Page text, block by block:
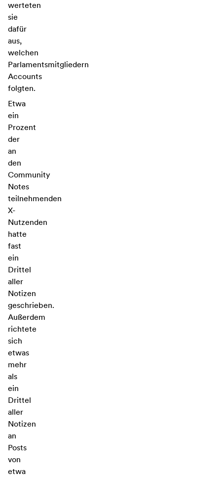
werteten
sie
dafür
aus,
welchen
Parlamentsmitgliedern
Accounts
folgten.
Etwa
ein
Prozent
der
an
den
Community
Notes
teilnehmenden
X-
Nutzenden
hatte
fast
ein
Drittel
aller
Notizen
geschrieben.
Außerdem
richtete
sich
etwas
mehr
als
ein
Drittel
aller
Notizen
an
Posts
von
etwa